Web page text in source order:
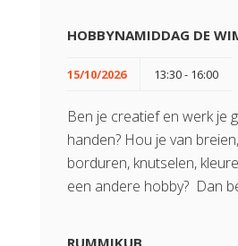
HOBBYNAMIDDAG DE
15/10/2026 13:30 - 16:00
Ben je creatief en werk je
handen? Hou je van
borduren, knutselen,
een andere hobby? Dan
RUMMIKUB